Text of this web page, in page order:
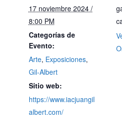
17 noviembre 2024 /
8:00 PM
Categorías de
Evento:
Arte, Exposiciones,
Gil-Albert
Sitio web:
https://www.iacjuangil
albert.com/